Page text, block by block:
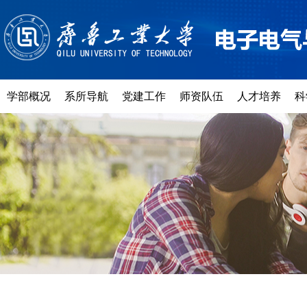
学部概况 系所导航 党建工作 师资队伍 人才培养